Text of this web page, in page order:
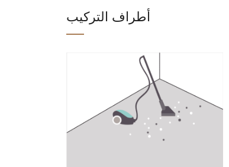
أطراف التركيب